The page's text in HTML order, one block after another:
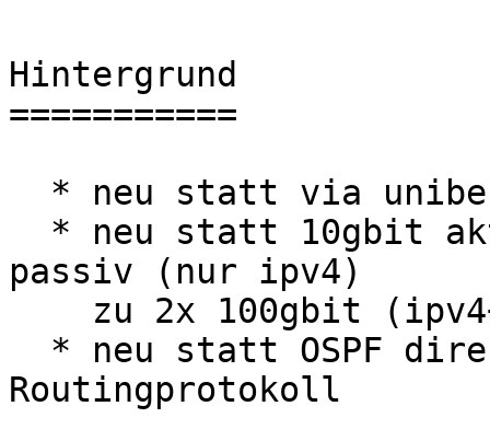
Hintergrund
===========
passiv (nur ipv4)
Routingprotokoll